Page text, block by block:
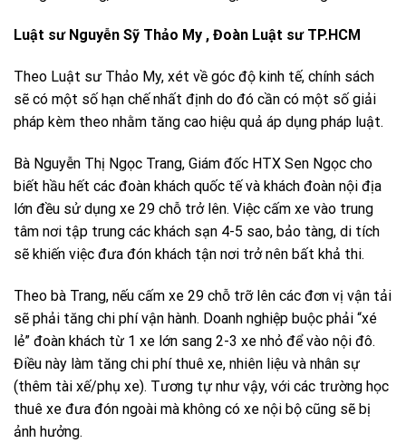
Luật sư Nguyễn Sỹ Thảo My , Đoàn Luật sư TP.HCM
Theo Luật sư Thảo My, xét về góc độ kinh tế, chính sách
sẽ có một số hạn chế nhất định do đó cần có một số giải
pháp kèm theo nhằm tăng cao hiệu quả áp dụng pháp luật.
Bà Nguyễn Thị Ngọc Trang, Giám đốc HTX Sen Ngọc cho
biết hầu hết các đoàn khách quốc tế và khách đoàn nội địa
lớn đều sử dụng xe 29 chỗ trở lên. Việc cấm xe vào trung
tâm nơi tập trung các khách sạn 4-5 sao, bảo tàng, di tích
sẽ khiến việc đưa đón khách tận nơi trở nên bất khả thi.
Theo bà Trang, nếu cấm xe 29 chỗ trỡ lên các đơn vị vận tải
sẽ phải tăng chi phí vận hành. Doanh nghiệp buộc phải “xé
lẻ” đoàn khách từ 1 xe lớn sang 2-3 xe nhỏ để vào nội đô.
Điều này làm tăng chi phí thuê xe, nhiên liệu và nhân sự
(thêm tài xế/phụ xe). Tương tự như vậy, với các trường học
thuê xe đưa đón ngoài mà không có xe nội bộ cũng sẽ bị
ảnh hưởng.